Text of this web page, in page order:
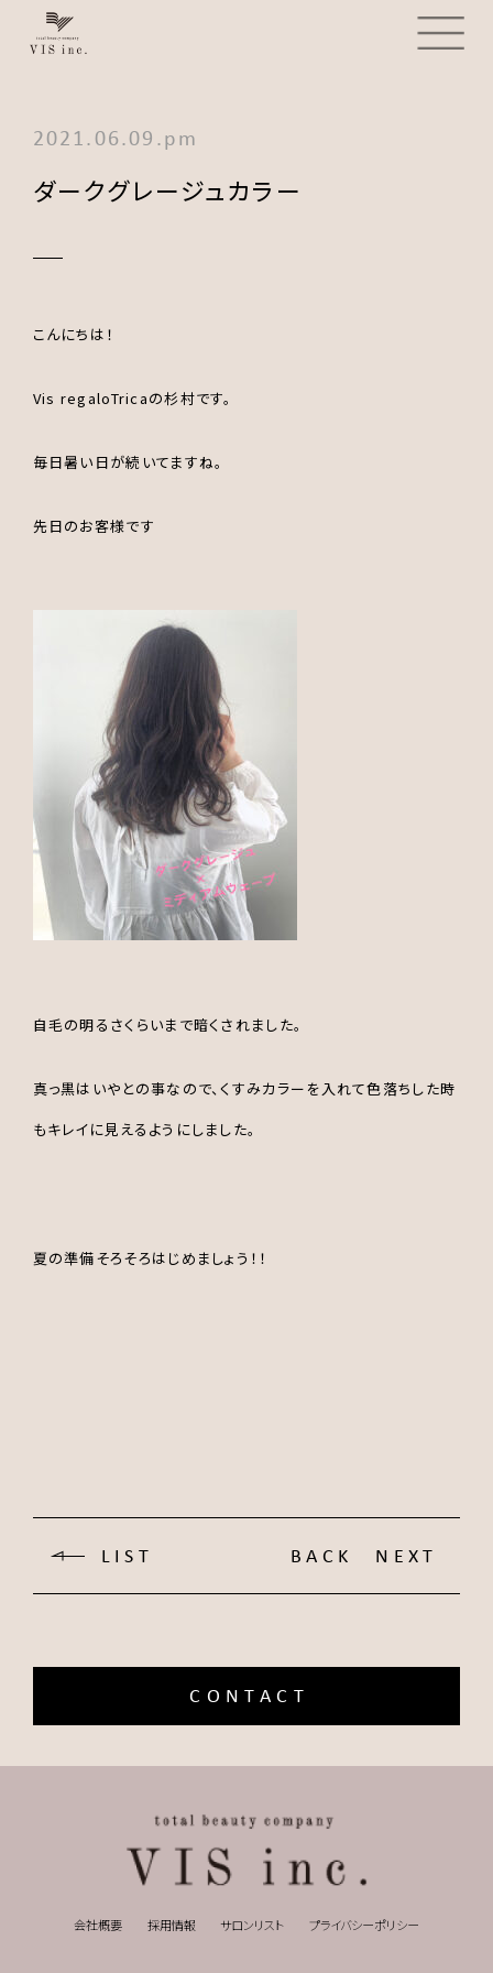
2021.06.09.pm
ダークグレージュカラー
こんにちは！
Vis regaloTricaの杉村です。
毎日暑い日が続いてますね。
先日のお客様です
自毛の明るさくらいまで暗くされました。
真っ黒はいやとの事なので、くすみカラーを入れて色落ちした時
もキレイに見えるようにしました。
夏の準備そろそろはじめましょう！！
LIST BACK NEXT
CONTACT
会社概要 採用情報 サロンリスト プライバシーポリシー